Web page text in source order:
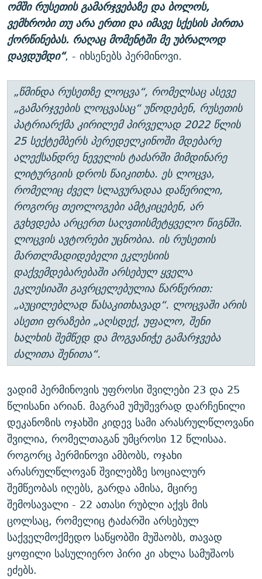
ომში რუსეთის გამარჯვებაზე და ბოლოს,
ვემხრობი თუ არა ერთი და იმავე სქესის პირთა
ქორწინებას. რაღაც მომენტში მე უბრალოდ
დავდუმდი“, - იხსენებს პერმინოვი.
„წმინდა რუსეთზე ლოცვა“, რომელსაც ასევე
„გამარჯვების ლოცვასაც“ უწოდებენ, რუსეთის
პატრიარქმა კირილემ პირველად 2022 წლის
25 სექტემბერს პერედელკინოში მდებარე
ალექსანდრე ნეველის ტაძარში მიმდინარე
ლიტურგიის დროს წაიკითხა. ეს ლოცვა,
რომელიც ძველ სლავურადაა დაწერილი,
როგორც თეოლოგები ამტკიცებენ, არ
გვხვდება არცერთ საღვთისმეტყველო წიგნში.
ლოცვის ავტორები უცნობია. ის რუსეთის
მართლმადიდებელი ეკლესიის
დაქვემდებარებაში არსებულ ყველა
ეკლესიაში გავრცელებულია წარწერით:
„აუცილებლად წასაკითხავად“. ლოცვაში არის
ასეთი ფრაზები „აღსდექ, უფალო, შენი
ხალხის შემწედ და მოგვანიჭე გამარჯვება
ძალითა შენითა“.
ვადიმ პერმინოვის უფროსი შვილები 23 და 25
წლისანი არიან. მაგრამ უმუშევრად დარჩენილი
დეკანოზის ოჯახში კიდევ სამი არასრულწლოვანი
შვილია, რომელთაგან უმცროსი 12 წლისაა.
როგორც პერმინოვი ამბობს, ოჯახი
არასრულწლოვან შვილებზე სოციალურ
შემწეობას იღებს, გარდა ამისა, მცირე
შემოსავალი - 22 ათასი რუბლი აქვს მის
ცოლსაც, რომელიც ტაძარში არსებულ
საქველმოქმედო საწყობში მუშაობს, თავად
ყოფილი სასულიერო პირი კი ახლა სამუშაოს
ეძებს.